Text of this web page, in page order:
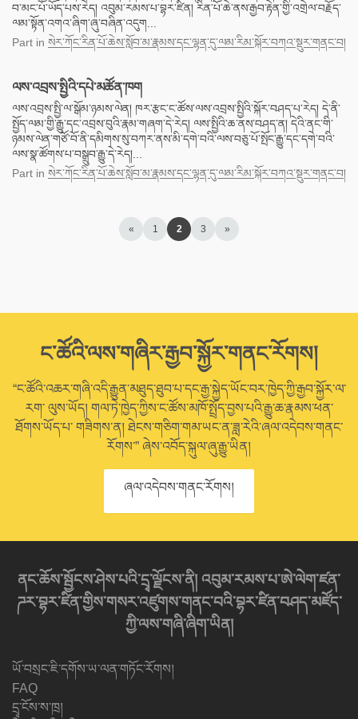
བ་མང་པོ་ཡོད་པས་རེད། འབུམ་རམས་པ་བྷར་ཛིན། རིན་པོ་ཆེ་ནས་རྒྱབ་རྟེན་གྱི་འགྲེལ་བརྗོད་
ལམ་སྟོན་འགའ་ཞིག་ཞུ་བཞིན་འདུག...
Part in སེར་ཀོང་རིན་པོ་ཆེས་སློབ་མ་རྣམས་དང་ལྷན་དུ་ལམ་རིམ་སྐོར་བཀའ་སྡུར་གནང་བ།
ལས་འབྲས་སྤྱིའི་དཔེ་མཚོན་ཁག
ལས་འབྲས་སྤྱི་ལ་སྒོམ་ཉམས་ལེན། ཁར་རྩང་ང་ཚོས་ལས་འབྲས་སྤྱིའི་སྐོར་བཤད་པ་རེད། དེ་ནི་
སྤྱོད་ལམ་གྱི་རྒྱུ་དང་འབྲས་བུའི་རྣམ་གཞག་དེ་རེད། ལས་སྤྱིའི་ཆ་ནས་བཤད་ན། དེའི་ནང་གི་
ཉམས་ལེན་གཙོ་བོ་ནི་དམིགས་སུ་བཀར་ནས་མི་དགེ་བའི་ལས་བཅུ་པོ་སྤོང་རྒྱུ་དང་དགེ་བའི་
ལས་སྣ་ཚོགས་པ་བསྒྲུབ་རྒྱུ་དེ་རེད།...
Part in སེར་ཀོང་རིན་པོ་ཆེས་སློབ་མ་རྣམས་དང་ལྷན་དུ་ལམ་རིམ་སྐོར་བཀའ་སྡུར་གནང་བ།
« 1 2 3 »
ང་ཚོའི་ལས་གཞིར་རྒྱབ་སྐྱོར་གནང་རོགས།
“ང་ཚོའི་འཆར་གཞི་འདི་རྒྱུན་མཐུད་ཐུབ་པ་དང་རྒྱ་སྐྱེད་ཡོང་བར་ཁྱེད་ཀྱི་རྒྱབ་སྐྱོར་ལ་
རག་ ལུས་ཡོད། གལ་ཏེ་ཁྱེད་ཀྱིས་ང་ཚོས་མཁོ་སྤྲོད་བྱས་པའི་རྒྱུ་ཆ་རྣམས་ཕན་
ཐོགས་ཡོད་པ་ གཟིགས་ན། ཐེངས་གཅིག་གམ་ཡང་ན་ཟླ་རེའི་ཞལ་འདེབས་གནང་
རོགས་” ཞེས་འབོད་སྐུལ་ཞུ་རྒྱུ་ཡིན།
ཞལ་འདེབས་གནང་རོགས།
ནང་ཆོས་སྦྱོངས་ཤེས་པའི་དྲྭ་ལྗོངས་ནི། འབུམ་རམས་པ་ཨེ་ལེག་ཛན་
ཌར་བྷར་ཛིན་གྱིས་གསར་འཛུགས་གནང་བའི་བྷར་ཛིན་བཤད་མཛོད་
ཀྱི་ལས་གཞི་ཞིག་ཡིན།
ཡོ་བསྲང་ཇི་དགོས་ཡ་ལན་གཏོང་རོགས།
FAQ
དྲྭ་ངོས་ས་ཁྲ།